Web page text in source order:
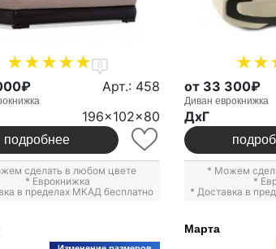
8
Арт.: 458
196x102x80
подробнее
сделать в любом цвете
* Еврокнижка
в пределах МКАД бесплатно
от 33 300₽
Диван еврокнижка
ДxГ
* Можем
*
* Доставка в
Марта